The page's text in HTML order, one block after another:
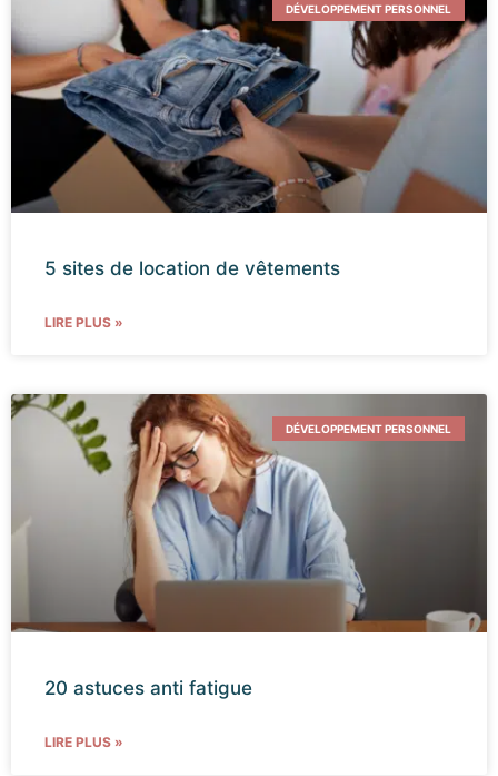
DÉVELOPPEMENT PERSONNEL
5 sites de location de vêtements
LIRE PLUS »
DÉVELOPPEMENT PERSONNEL
20 astuces anti fatigue
LIRE PLUS »